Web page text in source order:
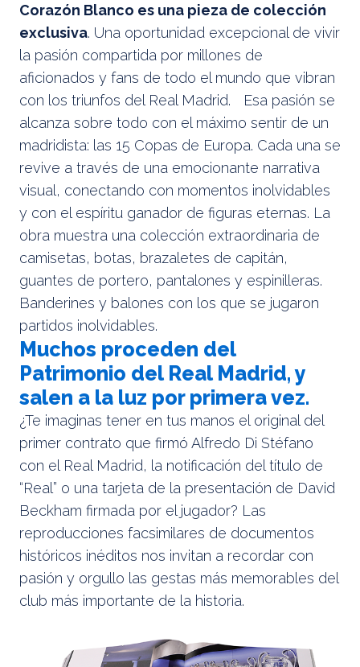
Corazón Blanco es una pieza de colección
exclusiva. Una oportunidad excepcional de vivir
la pasión compartida por millones de
aficionados y fans de todo el mundo que vibran
con los triunfos del Real Madrid. Esa pasión se
alcanza sobre todo con el máximo sentir de un
madridista: las 15 Copas de Europa. Cada una se
revive a través de una emocionante narrativa
visual, conectando con momentos inolvidables
y con el espíritu ganador de figuras eternas. La
obra muestra una colección extraordinaria de
camisetas, botas, brazaletes de capitán,
guantes de portero, pantalones y espinilleras.
Banderines y balones con los que se jugaron
partidos inolvidables.
Muchos proceden del
Patrimonio del Real Madrid, y
salen a la luz por primera vez.
¿Te imaginas tener en tus manos el original del
primer contrato que firmó Alfredo Di Stéfano
con el Real Madrid, la notificación del título de
“Real” o una tarjeta de la presentación de David
Beckham firmada por el jugador? Las
reproducciones facsimilares de documentos
históricos inéditos nos invitan a recordar con
pasión y orgullo las gestas más memorables del
club más importante de la historia.